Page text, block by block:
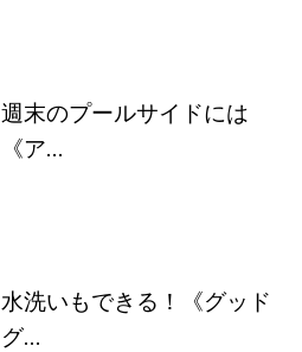
週末のプールサイドには
《ア...
水洗いもできる！《グッド
グ...